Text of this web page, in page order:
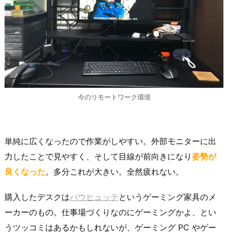
今のリモートワーク環境
単純に広くなったので作業がしやすい。外部モニターに出
力したことで見やすく、そして目線が前向きになり 姿勢が
良くなった。多分これが大きい。全然疲れない。
購入したデスクはバウヒュッテというゲーミング家具のメ
ーカーのもの。仕事場づくりなのにゲーミングかよ、とい
うツッコミはあるかもしれないが、ゲーミング PC やゲー